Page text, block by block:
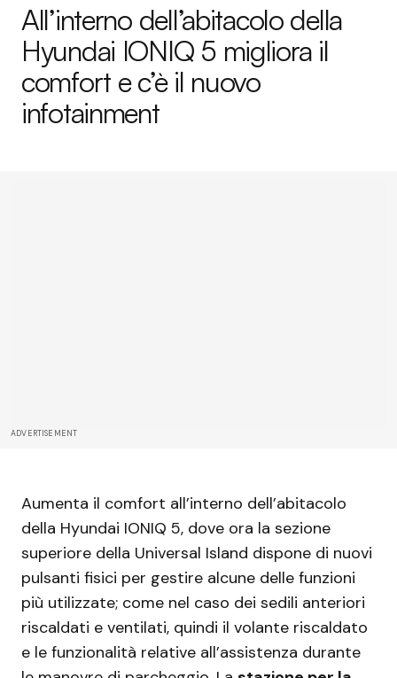
All’interno dell’abitacolo della
Hyundai IONIQ 5 migliora il
comfort e c’è il nuovo
infotainment
ADVERTISEMENT
Aumenta il comfort all’interno dell’abitacolo
della Hyundai IONIQ 5, dove ora la sezione
superiore della Universal Island dispone di nuovi
pulsanti fisici per gestire alcune delle funzioni
più utilizzate; come nel caso dei sedili anteriori
riscaldati e ventilati, quindi il volante riscaldato
e le funzionalità relative all’assistenza durante